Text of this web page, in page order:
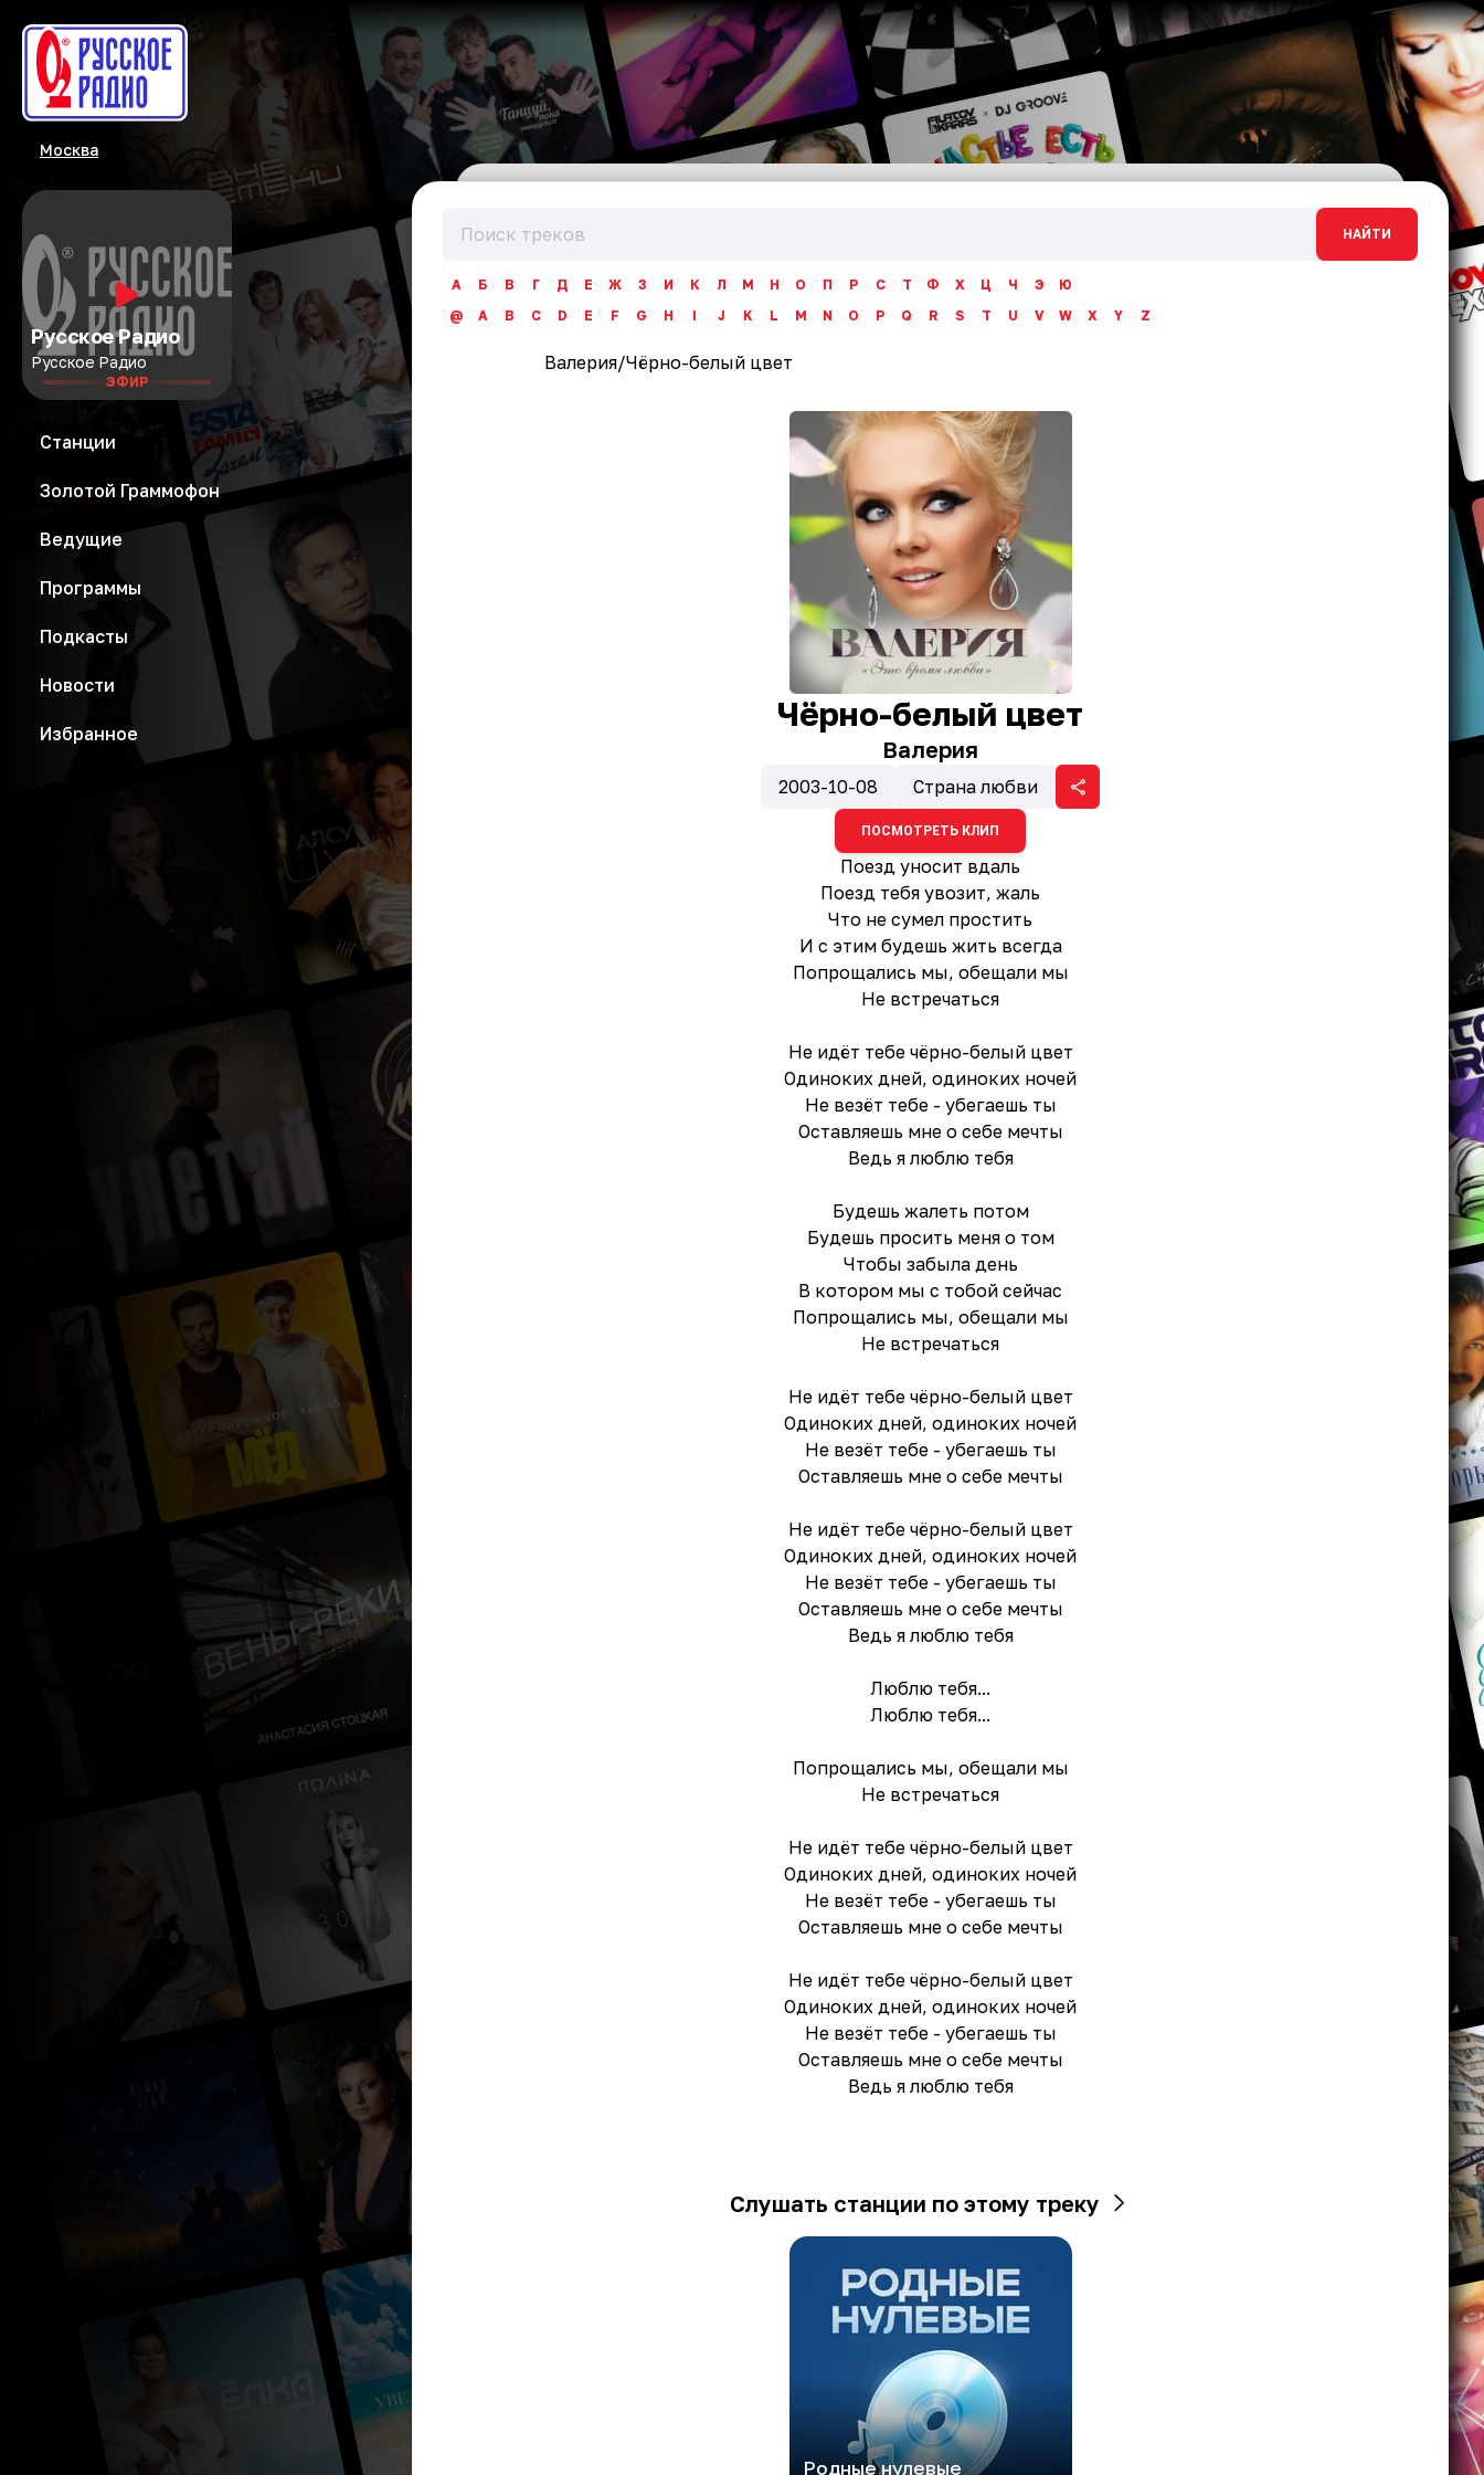
Москва
Русское Радио
Русское Радио
ЭФИР
Станции
Золотой Граммофон
Ведущие
Программы
Подкасты
Новости
Избранное
НАЙТИ
А Б В Г Д Е Ж З И К Л М Н О П Р С Т Ф Х Ц Ч Э
Ю
@
A B C D E F G H I J K L M N O P Q R S T U V W X Y Z
Валерия/Чёрно-белый цвет
Чёрно-белый цвет
Валерия
2003-10-08 Страна любви
ПОСМОТРЕТЬ КЛИП
Поезд уносит вдаль
Поезд тебя увозит, жаль
Что не сумел простить
И с этим будешь жить всегда
Попрощались мы, обещали мы
Не встречаться
Не идёт тебе чёрно-белый цвет
Одиноких дней, одиноких ночей
Не везёт тебе - убегаешь ты
Оставляешь мне о себе мечты
Ведь я люблю тебя
Будешь жалеть потом
Будешь просить меня о том
Чтобы забыла день
В котором мы с тобой сейчас
Попрощались мы, обещали мы
Не встречаться
Не идёт тебе чёрно-белый цвет
Одиноких дней, одиноких ночей
Не везёт тебе - убегаешь ты
Оставляешь мне о себе мечты
Не идёт тебе чёрно-белый цвет
Одиноких дней, одиноких ночей
Не везёт тебе - убегаешь ты
Оставляешь мне о себе мечты
Ведь я люблю тебя
Люблю тебя...
Люблю тебя...
Попрощались мы, обещали мы
Не встречаться
Не идёт тебе чёрно-белый цвет
Одиноких дней, одиноких ночей
Не везёт тебе - убегаешь ты
Оставляешь мне о себе мечты
Не идёт тебе чёрно-белый цвет
Одиноких дней, одиноких ночей
Не везёт тебе - убегаешь ты
Оставляешь мне о себе мечты
Ведь я люблю тебя
Слушать станции по этому треку
Родные нулевые